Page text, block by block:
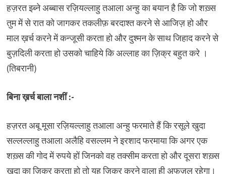
हज़रत इब्ने अब्बास रज़ियल्लाहु तआला अन्हु का बयान है कि जो शख़्स
तुम में से रात को जागकर तकलीफ़ बरदाश्त करने से आजिज़ हो और
माल ख़र्च करने में कन्जूसी करता हो और दुश्मन के साथ जिहाद करने से
बुज़दिली करता हो उसको चाहिये कि अल्लाह का ज़िक्र बहुत करे ।
(तिबरानी)
बिना ख़र्च बाला नशीं :-
हज़रत अबू मूसा रज़ियल्लाहु तआला अन्हु फरमाते हैं कि रसूले खुदा
सल्लल्लाहु तआला अलैहि वसल्लम ने इरशाद फरमाया कि अगर एक
शख़्स की गोद में रुपये हों जिनको वह तक्सीम करता हो और दूसरा शख़्स
खुदा का ज़िक्र करता हो तो यह ज़िक्र करने वाला ही अफज़ल रहेगा।